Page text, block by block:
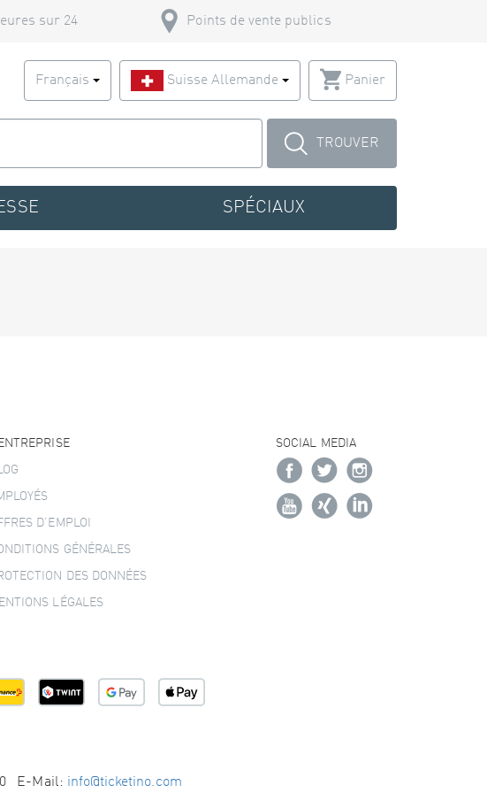
sur 24 Points de vente publics
Français Suisse Allemande Panier
TROUVER
SPÉCIAUX
D’EMPLOI
GÉNÉRALES
DES DONNÉES
LÉGALES
SOCIAL MEDIA
E-Mail: info@ticketino.com